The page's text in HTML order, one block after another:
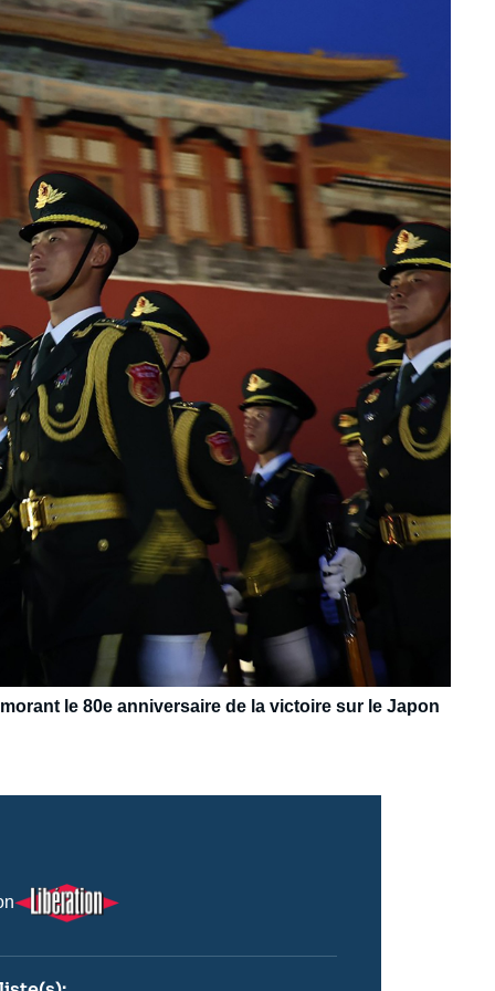
le 80e anniversaire de la victoire sur le Japon
Logo